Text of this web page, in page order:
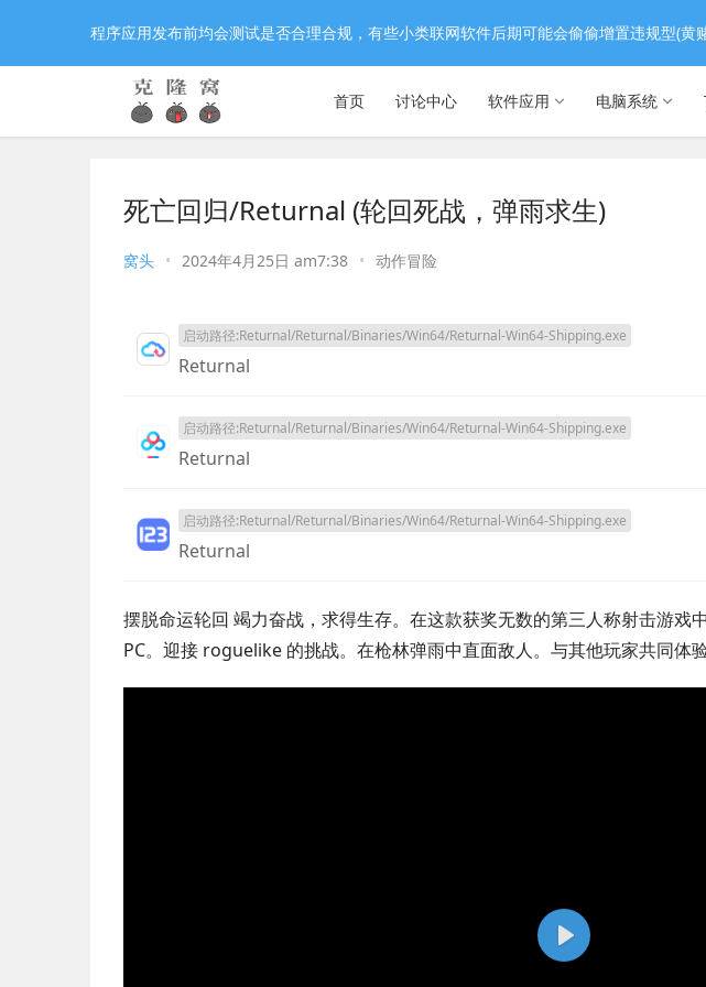
首页 讨论中心 软件应用 电脑系统
死亡回归/Returnal (轮回死战，弹雨求生)
窝头 • 2024年4月25日 am7:38 • 动作冒险
启动路径:Returnal/Returnal/Binaries/Win64/Returnal-Win64-Shipping.exe
Returnal
启动路径:Returnal/Returnal/Binaries/Win64/Returnal-Win64-Shipping.exe
Returnal
启动路径:Returnal/Returnal/Binaries/Win64/Returnal-Win64-Shipping.exe
Returnal
摆脱命运轮回 竭力奋战，求得生存。在这款获奖无数的第三人称射击游戏
PC。迎接 roguelike 的挑战。在枪林弹雨中直面敌人。与其他玩家共同体
P
程序应用发布前均会测试是否合理合规，有些小类联网软件后期可能会偷偷增置违规型(